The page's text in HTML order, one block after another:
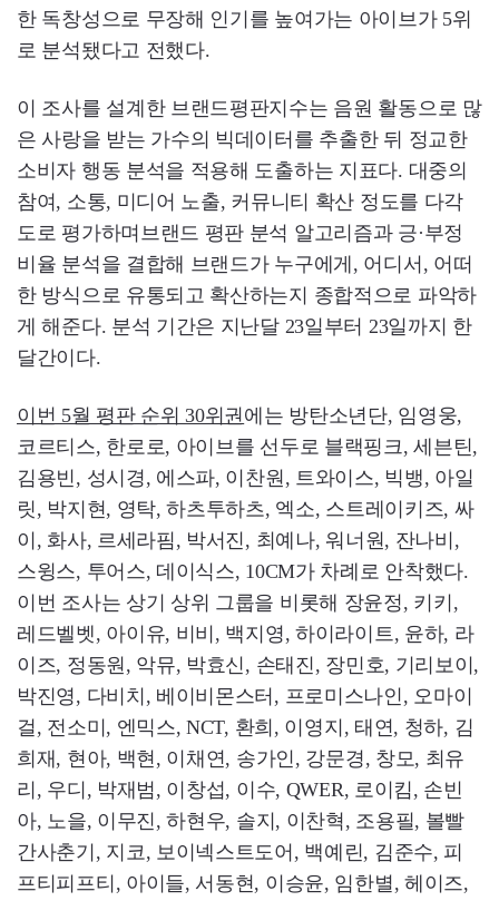
한 독창성으로 무장해 인기를 높여가는 아이브가 5위
로 분석됐다고 전했다.
이 조사를 설계한 브랜드평판지수는 음원 활동으로 많
은 사랑을 받는 가수의 빅데이터를 추출한 뒤 정교한
소비자 행동 분석을 적용해 도출하는 지표다. 대중의
참여, 소통, 미디어 노출, 커뮤니티 확산 정도를 다각
도로 평가하며브랜드 평판 분석 알고리즘과 긍·부정
비율 분석을 결합해 브랜드가 누구에게, 어디서, 어떠
한 방식으로 유통되고 확산하는지 종합적으로 파악하
게 해준다. 분석 기간은 지난달 23일부터 23일까지 한
달간이다.
이번 5월 평판 순위 30위권 에는 방탄소년단, 임영웅,
코르티스, 한로로, 아이브를 선두로 블랙핑크, 세븐틴,
김용빈, 성시경, 에스파, 이찬원, 트와이스, 빅뱅, 아일
릿, 박지현, 영탁, 하츠투하츠, 엑소, 스트레이키즈, 싸
이, 화사, 르세라핌, 박서진, 최예나, 워너원, 잔나비,
스윙스, 투어스, 데이식스, 10CM가 차례로 안착했다.
이번 조사는 상기 상위 그룹을 비롯해 장윤정, 키키,
레드벨벳, 아이유, 비비, 백지영, 하이라이트, 윤하, 라
이즈, 정동원, 악뮤, 박효신, 손태진, 장민호, 기리보이,
박진영, 다비치, 베이비몬스터, 프로미스나인, 오마이
걸, 전소미, 엔믹스, NCT, 환희, 이영지, 태연, 청하, 김
희재, 현아, 백현, 이채연, 송가인, 강문경, 창모, 최유
리, 우디, 박재범, 이창섭, 이수, QWER, 로이킴, 손빈
아, 노을, 이무진, 하현우, 솔지, 이찬혁, 조용필, 볼빨
간사춘기, 지코, 보이넥스트도어, 백예린, 김준수, 피
프티피프티, 아이들, 서동현, 이승윤, 임한별, 헤이즈,